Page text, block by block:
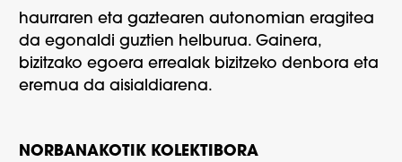
haurraren eta gaztearen autonomian eragitea
da egonaldi guztien helburua. Gainera,
bizitzako egoera errealak bizitzeko denbora eta
eremua da aisialdiarena.
NORBANAKOTIK KOLEKTIBORA